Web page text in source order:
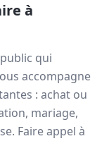
à
qui
accompagne
: achat ou
mariage,
Faire appel à